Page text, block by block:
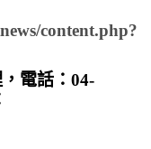
content.php?
電話：04-